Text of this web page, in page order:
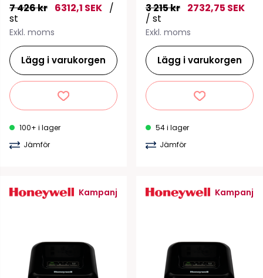
7 426 kr 6312,1 SEK /
st
Exkl. moms
Lägg i varukorgen
100+ i lager
Jämför
3 215 kr 2732,75 SEK
/ st
Exkl. moms
Lägg i varukorgen
54 i lager
Jämför
Kampanj Kampanj